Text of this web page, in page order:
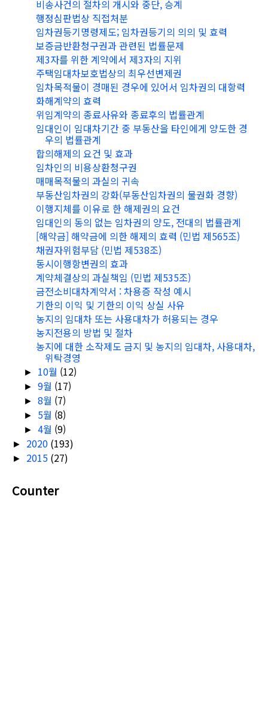
비송사건의 절차의 개시와 중단, 승계
행정심판법상 직접처분
임차권등기명령제도; 임차권등기의 의의 및 효력
보증금반환청구권과 관련된 법률문제
제3자를 위한 계약에서 제3자의 지위
주택임대차보호법상의 최우선변제권
임차목적물이 경매된 경우에 있어서 임차권의 대항력
화해계약의 효력
위임계약의 종료사유와 종료후의 법률관계
임대인이 임대차기간 중 부동산을 타인에게 양도한 경
우의 법률관계
합의해제의 요건 및 효과
임차인의 비용상환청구권
매매목적물의 과실의 귀속
부동산임차권의 강화(부동산임차권의 물권화 경향)
이행지체를 이유로 한 해제권의 요건
임대인의 동의 없는 임차권의 양도, 전대의 법률관계
[해약금] 해약금에 의한 해제의 효력 (민법 제565조)
채권자위험부담 (민법 제538조)
동시이행항변권의 효과
계약체결상의 과실책임 (민법 제535조)
금전소비대차계약서 : 차용증 작성 예시
기한의 이익 및 기한의 이익 상실 사유
농지의 임대차 또는 사용대차가 허용되는 경우
농지전용의 방법 및 절차
농지에 대한 소작제도 금지 및 농지의 임대차, 사용대차,
위탁경영
► 10월 (12)
►9월 (17)
►8월 (7)
► 5월 (8)
►4월 (9)
► 2020 (193)
► 2015 (27)
Counter